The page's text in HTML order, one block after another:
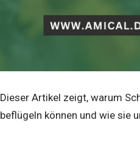
Dieser Artikel zeigt, warum
beflügeln können und wie sie